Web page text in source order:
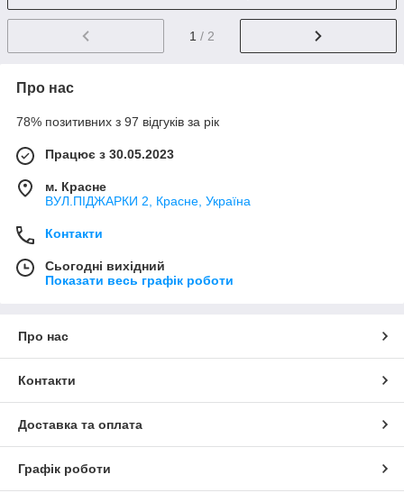
1 / 2
Про нас
78% позитивних з 97 відгуків за рік
Працює з 30.05.2023
м. Красне
ВУЛ.ПІДЖАРКИ 2, Красне, Україна
Контакти
Сьогодні вихідний
Показати весь графік роботи
Про нас
Контакти
Доставка та оплата
Графік роботи